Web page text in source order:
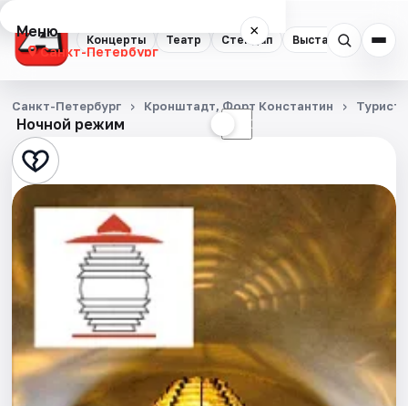
Концерты Театр Стендап Выставки
Меню ×
Санкт-Петербург
Концерты
Театр
Стендап
Квесты
Экскурсии
Спорт
События
Ночной режим ☾
Санкт-Петербург Кронштадт, Форт Константин